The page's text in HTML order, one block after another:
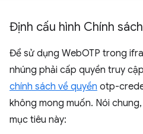
Định cấu hình Chính
Để sử dụng WebOTP trong
nhúng phải cấp quyền truy
chính sách về quyền otp-
không mong muốn. Nói
mục tiêu này: